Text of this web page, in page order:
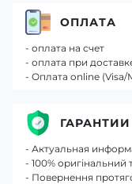
ОПЛАТА
- оплата на счет
- оплата при
- Оплата online (Visa/
ГАРАНТИИ
- Актуальная
- 100% оригінальний
- Повернення